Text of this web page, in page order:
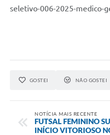
seletivo-006-2025-medico-
GOSTEI NÃO GOSTEI
NOTÍCIA MAIS RECENTE
FUTSAL FEMININO
INÍCIO VITORIOSO